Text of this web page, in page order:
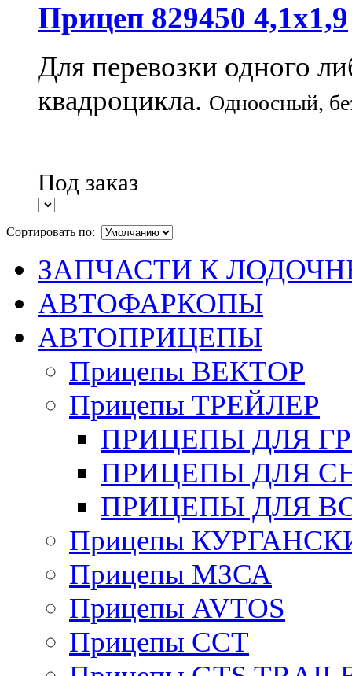
Прицеп 829450 4,1х1,9
Для перевозки одного
квадроцикла. Одноосный,
Под заказ
Сортировать по:
ЗАПЧАСТИ К
АВТОФАРКОПЫ
АВТОПРИЦЕПЫ
Прицепы ВЕКТОР
Прицепы ТРЕЙЛЕР
ПРИЦЕПЫ ДЛЯ
ПРИЦЕПЫ ДЛЯ
ПРИЦЕПЫ ДЛЯ
Прицепы
Прицепы МЗСА
Прицепы AVTOS
Прицепы ССТ